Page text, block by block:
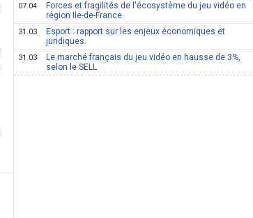
07.04
Forces et fragilités de l'écosystème du jeu vidéo en
région Ile-de-France
31.03
Esport : rapport sur les enjeux économiques et
juridiques
31.03
Le marché français du jeu vidéo en hausse de 3%,
selon le SELL